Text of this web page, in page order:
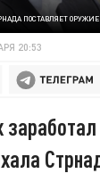
ПОСТАВЛЯЕТ ОРУЖИЕ
20:53